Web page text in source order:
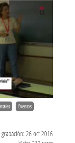
Eventos
grabación: 26 oct 2016